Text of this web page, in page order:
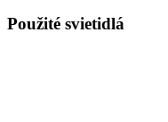
Použité svietidlá